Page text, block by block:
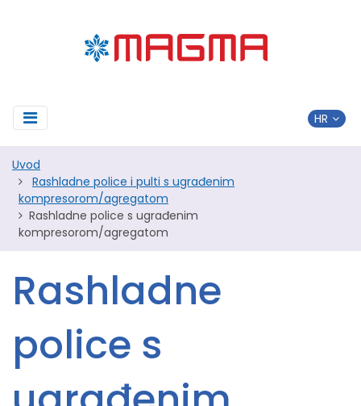
Uvod
Rashladne police i pulti s ugrađenim
kompresorom/agregatom
Rashladne police s ugrađenim
kompresorom/agregatom
Rashladne
police s